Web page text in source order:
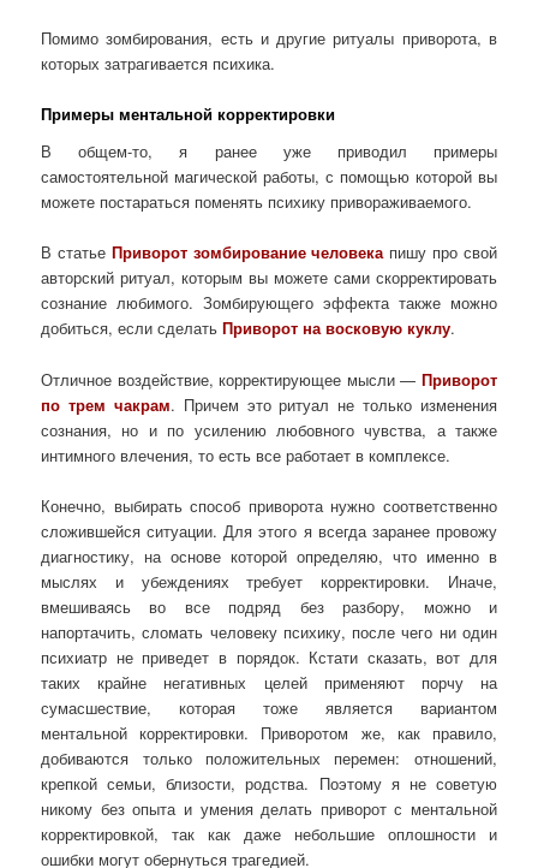
Помимо зомбирования, есть и другие ритуалы приворота, в
которых затрагивается психика.
Примеры ментальной корректировки
В общем-то, я ранее уже приводил примеры
самостоятельной магической работы, с помощью которой вы
можете постараться поменять психику привораживаемого.
В статье Приворот зомбирование человекапишу про свой
авторский ритуал, которым вы можете сами скорректировать
сознание любимого. Зомбирующего эффекта также можно
добиться, если сделатьПриворот на восковую куклу.
Отличное воздействие, корректирующее мысли — Приворот
по трем чакрам. Причем это ритуал не только изменения
сознания, но и по усилению любовного чувства, а также
интимного влечения, то есть все работает в комплексе.
Конечно, выбирать способ приворота нужно соответственно
сложившейся ситуации. Для этого я всегда заранее провожу
диагностику, на основе которой определяю, что именно в
мыслях и убеждениях требует корректировки. Иначе,
вмешиваясь во все подряд без разбору, можно и
напортачить, сломать человеку психику, после чего ни один
психиатр не приведет в порядок. Кстати сказать, вот для
таких крайне негативных целей применяют порчу на
сумасшествие, которая тоже является вариантом
ментальной корректировки. Приворотом же, как правило,
добиваются только положительных перемен: отношений,
крепкой семьи, близости, родства. Поэтому я не советую
никому без опыта и умения делать приворот с ментальной
корректировкой, так как даже небольшие оплошности и
ошибки могут обернуться трагедией.